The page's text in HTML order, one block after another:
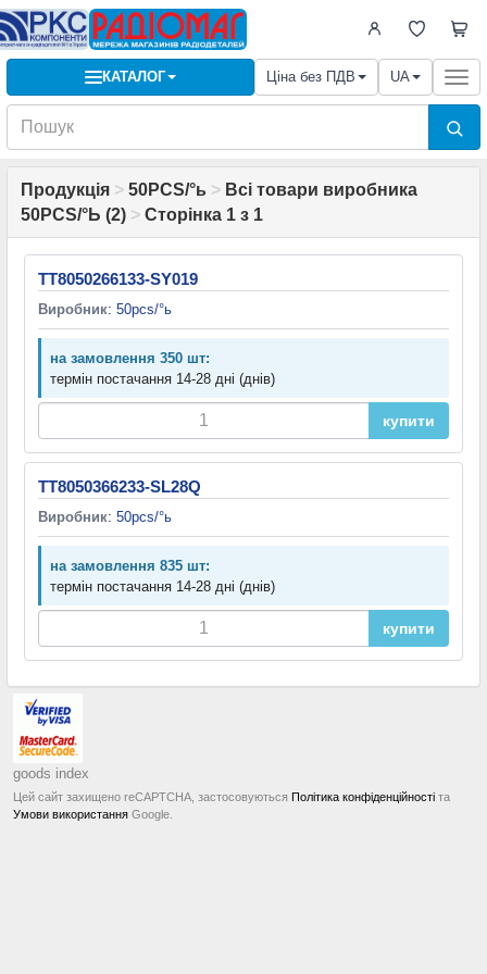
КАТАЛОГ Ціна без ПДВ UA
Продукція > 50PCS/°ь > Всі товари виробника
50PCS/°Ь (2) > Сторінка 1 з 1
TT8050266133-SY019
Виробник: 50pcs/°ь
на замовлення 350 шт:
термін постачання 14-28 дні (днів)
купити
TT8050366233-SL28Q
Виробник: 50pcs/°ь
на замовлення 835 шт:
термін постачання 14-28 дні (днів)
купити
goods index
Цей сайт захищено reCAPTCHA, застосовуються Політика конфіденційності та
Умови використання Google.